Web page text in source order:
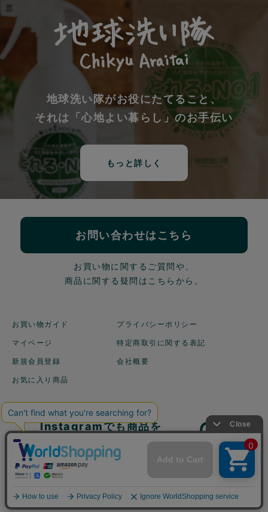
地球洗い隊がお役にたてること、
それは「心地よい暮らし」のお手伝い
もっと詳しく
お問い合わせはこちら
お買い物に関するご質問や、
商品に関する疑問はこちらから。
お買い物ガイド
マイページ
新規会員登録
お気に入り商品
プライバシーポリシー
特定商取引に関する表記
会社概要
Instagramでも商品を
ご紹介しています！
©2003 地球洗い隊 All Rights reserved.